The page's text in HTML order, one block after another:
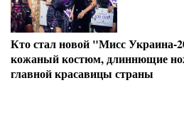
Кто стал новой "Мисс Украина-
кожаный костюм, длиннющие
главной красавицы страны